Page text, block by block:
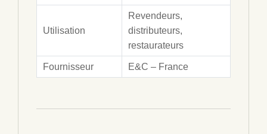
Utilisation
Revendeurs,
distributeurs,
restaurateurs
Fournisseur E&C – France